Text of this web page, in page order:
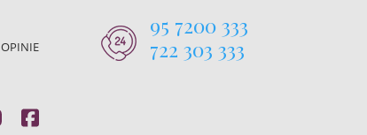
OPINIE
95 7200 333
722 303 333